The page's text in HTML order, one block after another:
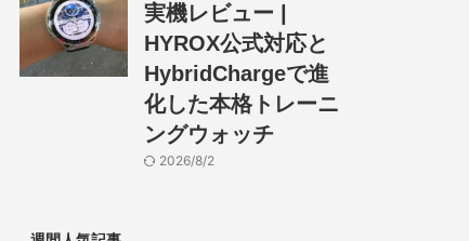
実機レビュー |
HYROX公式対応と
HybridChargeで進
化した本格トレーニ
ングウォッチ
2026/8/2